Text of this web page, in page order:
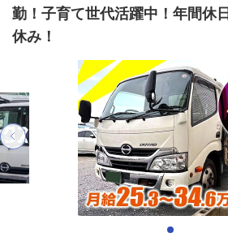
勤！子育て世代活躍中！年間休
休み！